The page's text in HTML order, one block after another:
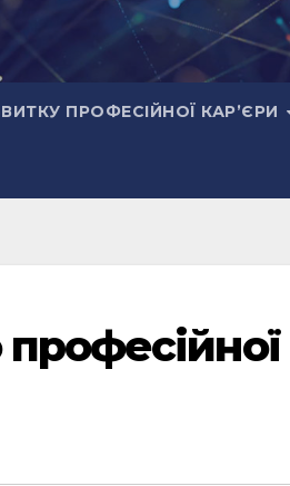
ПРОФЕСІЙНОЇ КАР’ЄРИ
професійної